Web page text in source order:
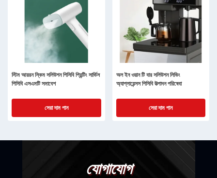
স্টিম আয়রন স্কিম সলিউশন পিসিবি প্রিন্টিং সার্ভিস
পিসিবি এসএমটি সমাবেশ
সেরা দাম পান
অল ইন ওয়ান টি বার সলিউশন লিভিং
অ্যাপ্লায়েন্সস পিসিবি উত্পাদন পরিষেবা
সেরা দাম পান
যোগাযোগ